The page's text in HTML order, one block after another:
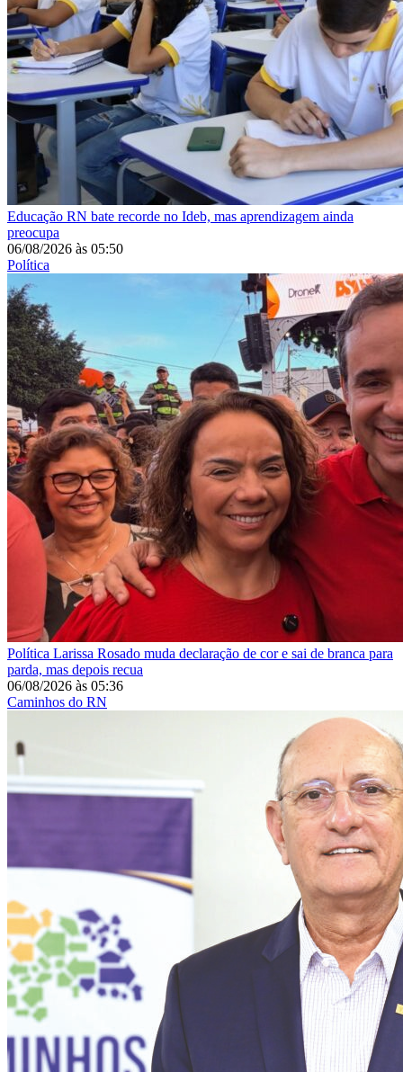
Educação RN bate recorde no Ideb, mas aprendizagem ainda
preocupa
06/08/2026 às 05:50
Política
Política Larissa Rosado muda declaração de cor e sai de branca para
parda, mas depois recua
06/08/2026 às 05:36
Caminhos do RN